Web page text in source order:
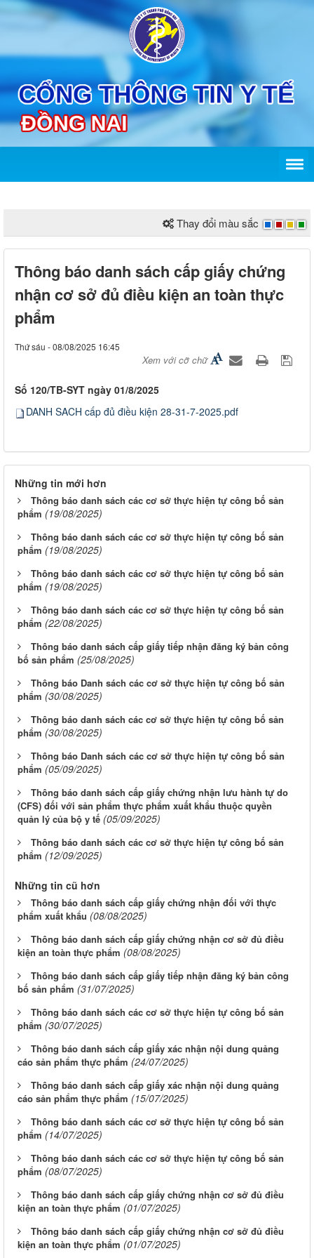
Thay đổi màu sắc
Thông báo danh sách cấp giấy chứng
nhận cơ sở đủ điều kiện an toàn thực
phẩm
Thứ sáu - 08/08/2025 16:45
Xem với cỡ chữ
Số 120/TB-SYT ngày 01/8/2025
DANH SACH cấp đủ điều kiện 28-31-7-2025.pdf
Những tin mới hơn
Thông báo danh sách các cơ sở thực hiện tự công bố sản
phẩm (19/08/2025)
Thông báo danh sách các cơ sở thực hiện tự công bố sản
phẩm (19/08/2025)
Thông báo danh sách các cơ sở thực hiện tự công bố sản
phẩm (19/08/2025)
Thông báo danh sách các cơ sở thực hiện tự công bố sản
phẩm (22/08/2025)
Thông báo danh sách cấp giấy tiếp nhận đăng ký bản công
bố sản phẩm (25/08/2025)
Thông báo Danh sách các cơ sở thực hiện tự công bố sản
phẩm (30/08/2025)
Thông báo danh sách các cơ sở thực hiện tự công bố sản
phẩm (30/08/2025)
Thông báo Danh sách các cơ sở thực hiện tự công bố sản
phẩm (05/09/2025)
Thông báo danh sách cấp giấy chứng nhận lưu hành tự do
(CFS) đối với sản phẩm thực phẩm xuất khẩu thuộc quyền
quản lý của bộ y tế (05/09/2025)
Thông báo danh sách các cơ sở thực hiện tự công bố sản
phẩm (12/09/2025)
Những tin cũ hơn
Thông báo danh sách cấp giấy chứng nhận đối với thực
phẩm xuất khẩu (08/08/2025)
Thông báo danh sách cấp giấy chứng nhận cơ sở đủ điều
kiện an toàn thực phẩm (08/08/2025)
Thông báo danh sách cấp giấy tiếp nhận đăng ký bản công
bố sản phẩm (31/07/2025)
Thông báo danh sách các cơ sở thực hiện tự công bố sản
phẩm (30/07/2025)
Thông báo danh sách cấp giấy xác nhận nội dung quảng
cáo sản phẩm thực phẩm (24/07/2025)
Thông báo danh sách cấp giấy xác nhận nội dung quảng
cáo sản phẩm thực phẩm (15/07/2025)
Thông báo danh sách các cơ sở thực hiện tự công bố sản
phẩm (14/07/2025)
Thông báo danh sách các cơ sở thực hiện tự công bố sản
phẩm (08/07/2025)
Thông báo danh sách cấp giấy chứng nhận cơ sở đủ điều
kiện an toàn thực phẩm (01/07/2025)
Thông báo danh sách cấp giấy chứng nhận cơ sở đủ điều
kiện an toàn thực phẩm (01/07/2025)